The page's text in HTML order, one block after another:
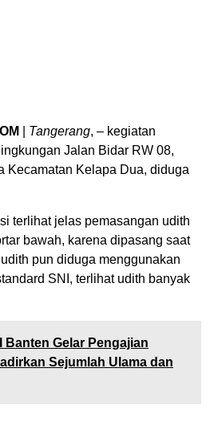
Tangerang, – kegiatan
Jalan Bidar RW 08,
Kecamatan Kelapa Dua, diduga
terlihat jelas pemasangan udith
bawah, karena dipasang saat
pun diduga menggunakan
SNI, terlihat udith banyak
Banten Gelar Pengajian
Sejumlah Ulama dan